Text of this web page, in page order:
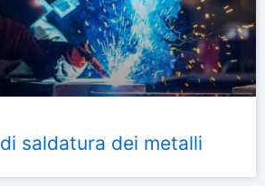
saldatura dei metalli